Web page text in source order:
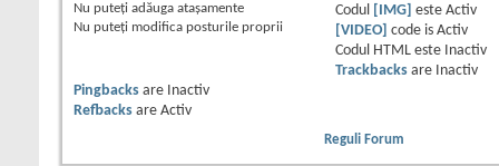
Nu puteţi adăuga ataşamente
Nu puteţi modifica posturile proprii
Codul
[IMG] este Activ
[VIDEO]
code is Activ
Codul HTML este
Inactiv
Trackbacksare
Inactiv
Pingbacks are
Inactiv
Refbacks are Activ
Reguli Forum